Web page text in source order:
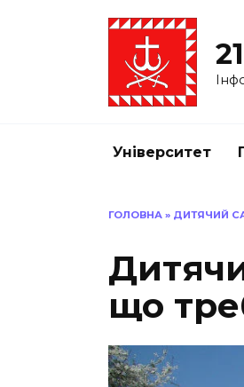
Університет
ГОЛОВНА » ДИТЯЧИЙ
що